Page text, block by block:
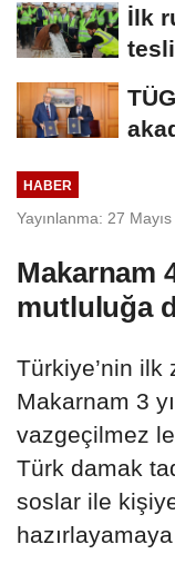
İlk
HABER
Yayınlanma: 27
Makarnam
mutluluğa
Türkiye’nin ilk
Makarnam 3
vazgeçilmez
Türk damak
soslar ile